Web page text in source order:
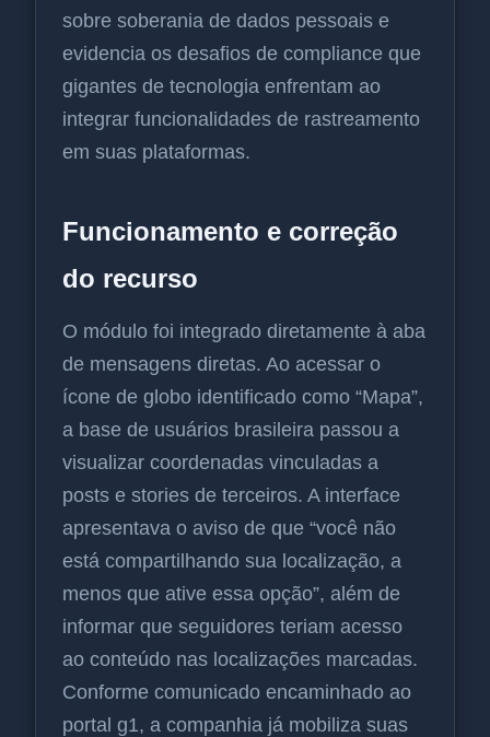
sobre soberania de dados pessoais e
evidencia os desafios de compliance que
gigantes de tecnologia enfrentam ao
integrar funcionalidades de rastreamento
em suas plataformas.
Funcionamento e correção
do recurso
O módulo foi integrado diretamente à aba
de mensagens diretas. Ao acessar o
ícone de globo identificado como “Mapa”,
a base de usuários brasileira passou a
visualizar coordenadas vinculadas a
posts e stories de terceiros. A interface
apresentava o aviso de que “você não
está compartilhando sua localização, a
menos que ative essa opção”, além de
informar que seguidores teriam acesso
ao conteúdo nas localizações marcadas.
Conforme comunicado encaminhado ao
portal g1, a companhia já mobiliza suas